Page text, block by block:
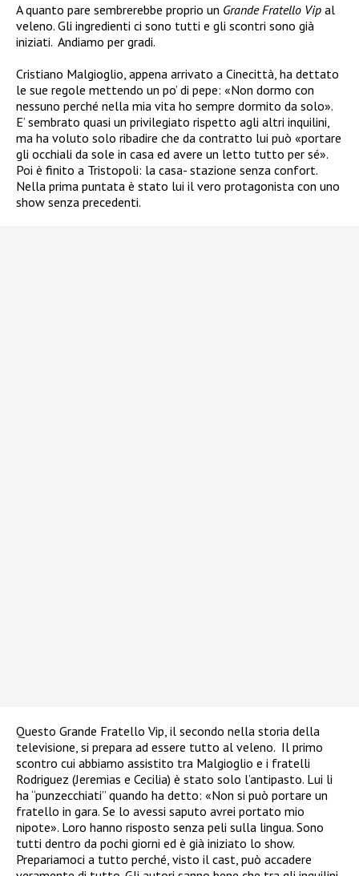
A quanto pare sembrerebbe proprio un Grande Fratello Vip al
veleno. Gli ingredienti ci sono tutti e gli scontri sono già
iniziati. Andiamo per gradi.
Cristiano Malgioglio, appena arrivato a Cinecittà, ha dettato
le sue regole mettendo un po’ di pepe: «Non dormo con
nessuno perché nella mia vita ho sempre dormito da solo».
E’ sembrato quasi un privilegiato rispetto agli altri inquilini,
ma ha voluto solo ribadire che da contratto lui può «portare
gli occhiali da sole in casa ed avere un letto tutto per sé».
Poi è finito a Tristopoli: la casa- stazione senza confort.
Nella prima puntata è stato lui il vero protagonista con uno
show senza precedenti.
Questo Grande Fratello Vip, il secondo nella storia della
televisione, si prepara ad essere tutto al veleno. Il primo
scontro cui abbiamo assistito tra Malgioglio e i fratelli
Rodriguez (Jeremias e Cecilia) è stato solo l’antipasto. Lui li
ha “punzecchiati” quando ha detto: «Non si può portare un
fratello in gara. Se lo avessi saputo avrei portato mio
nipote». Loro hanno risposto senza peli sulla lingua. Sono
tutti dentro da pochi giorni ed è già iniziato lo show.
Prepariamoci a tutto perché, visto il cast, può accadere